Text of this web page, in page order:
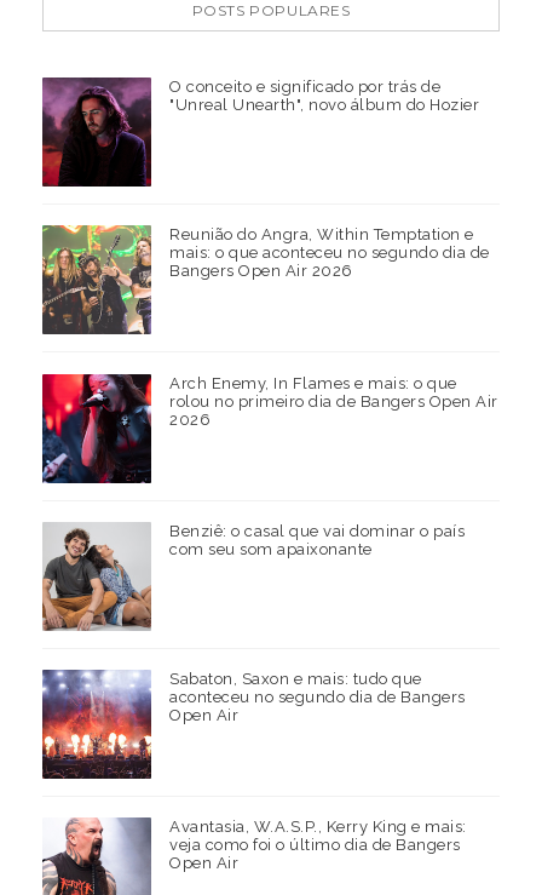
POSTS POPULARES
O conceito e significado por trás de
"Unreal Unearth", novo álbum do Hozier
Reunião do Angra, Within Temptation e
mais: o que aconteceu no segundo dia de
Bangers Open Air 2026
Arch Enemy, In Flames e mais: o que
rolou no primeiro dia de Bangers Open Air
2026
Benziê: o casal que vai dominar o país
com seu som apaixonante
Sabaton, Saxon e mais: tudo que
aconteceu no segundo dia de Bangers
Open Air
Avantasia, W.A.S.P., Kerry King e mais:
veja como foi o último dia de Bangers
Open Air